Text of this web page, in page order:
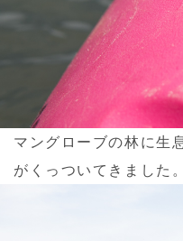
マングローブの林に生
がくっついてきました。